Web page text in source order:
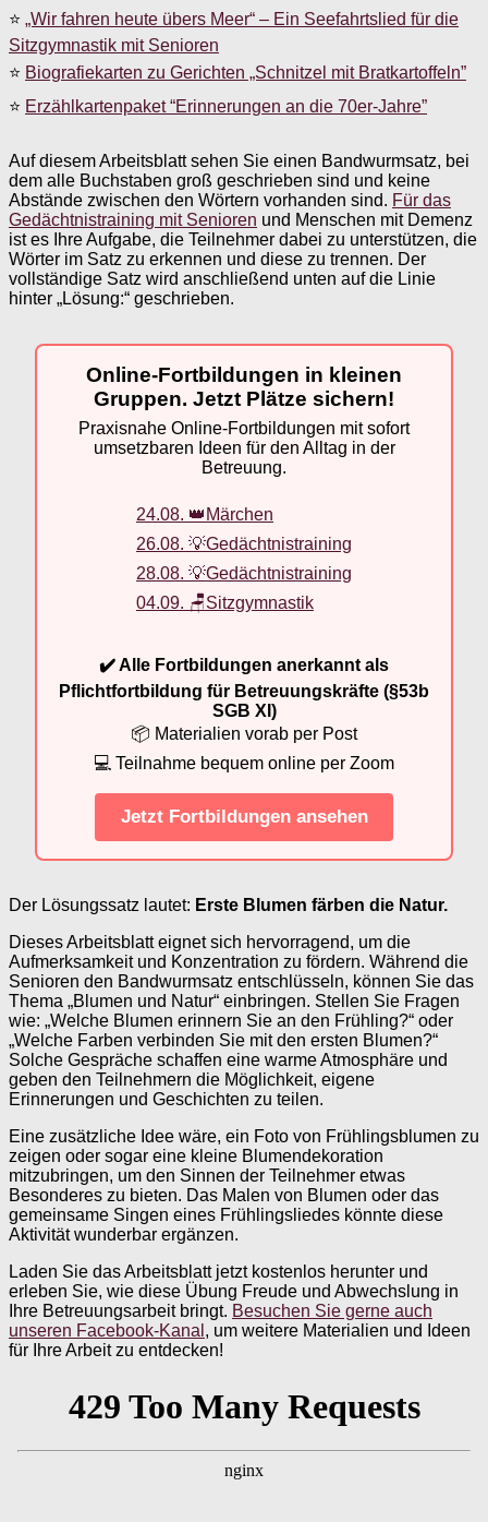
⭐ „Wir fahren heute übers Meer“ – Ein Seefahrtslied für die
Sitzgymnastik mit Senioren
⭐ Biografiekarten zu Gerichten „Schnitzel mit Bratkartoffeln”
⭐ Erzählkartenpaket “Erinnerungen an die 70er-Jahre”
Auf diesem Arbeitsblatt sehen Sie einen Bandwurmsatz, bei
dem alle Buchstaben groß geschrieben sind und keine
Abstände zwischen den Wörtern vorhanden sind. Für das
Gedächtnistraining mit Senioren und Menschen mit Demenz
ist es Ihre Aufgabe, die Teilnehmer dabei zu unterstützen, die
Wörter im Satz zu erkennen und diese zu trennen. Der
vollständige Satz wird anschließend unten auf die Linie
hinter „Lösung:“ geschrieben.
Online-Fortbildungen in kleinen
Gruppen. Jetzt Plätze sichern!
Praxisnahe Online-Fortbildungen mit sofort
umsetzbaren Ideen für den Alltag in der
Betreuung.
24.08. 👑Märchen
26.08. 💡Gedächtnistraining
28.08. 💡Gedächtnistraining
04.09. 🪑Sitzgymnastik
✔️ Alle Fortbildungen anerkannt als
Pflichtfortbildung für Betreuungskräfte (§53b
SGB XI)
📦 Materialien vorab per Post
💻 Teilnahme bequem online per Zoom
Jetzt Fortbildungen ansehen
Der Lösungssatz lautet: Erste Blumen färben die Natur.
Dieses Arbeitsblatt eignet sich hervorragend, um die
Aufmerksamkeit und Konzentration zu fördern. Während die
Senioren den Bandwurmsatz entschlüsseln, können Sie das
Thema „Blumen und Natur“ einbringen. Stellen Sie Fragen
wie: „Welche Blumen erinnern Sie an den Frühling?“ oder
„Welche Farben verbinden Sie mit den ersten Blumen?“
Solche Gespräche schaffen eine warme Atmosphäre und
geben den Teilnehmern die Möglichkeit, eigene
Erinnerungen und Geschichten zu teilen.
Eine zusätzliche Idee wäre, ein Foto von Frühlingsblumen zu
zeigen oder sogar eine kleine Blumendekoration
mitzubringen, um den Sinnen der Teilnehmer etwas
Besonderes zu bieten. Das Malen von Blumen oder das
gemeinsame Singen eines Frühlingsliedes könnte diese
Aktivität wunderbar ergänzen.
Laden Sie das Arbeitsblatt jetzt kostenlos herunter und
erleben Sie, wie diese Übung Freude und Abwechslung in
Ihre Betreuungsarbeit bringt. Besuchen Sie gerne auch
unseren Facebook-Kanal , um weitere Materialien und Ideen
für Ihre Arbeit zu entdecken!